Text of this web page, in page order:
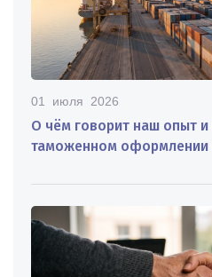
01 июля 2026
О чём говорит наш опыт и
таможенном оформлении